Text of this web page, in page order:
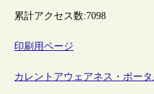
累計アクセス数:7098
印刷用ページ
カレントアウェアネス・ポー